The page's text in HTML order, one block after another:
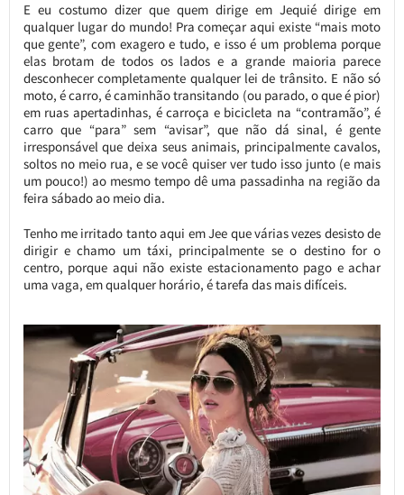
E eu costumo dizer que quem dirige em Jequié dirige em
qualquer lugar do mundo! Pra começar aqui existe “mais moto
que gente”, com exagero e tudo, e isso é um problema porque
elas brotam de todos os lados e a grande maioria parece
desconhecer completamente qualquer lei de trânsito. E não só
moto, é carro, é caminhão transitando (ou parado, o que é pior)
em ruas apertadinhas, é carroça e bicicleta na “contramão”, é
carro que “para” sem “avisar”, que não dá sinal, é gente
irresponsável que deixa seus animais, principalmente cavalos,
soltos no meio rua, e se você quiser ver tudo isso junto (e mais
um pouco!) ao mesmo tempo dê uma passadinha na região da
feira sábado ao meio dia.
Tenho me irritado tanto aqui em Jee que várias vezes desisto de
dirigir e chamo um táxi, principalmente se o destino for o
centro, porque aqui não existe estacionamento pago e achar
uma vaga, em qualquer horário, é tarefa das mais difíceis.